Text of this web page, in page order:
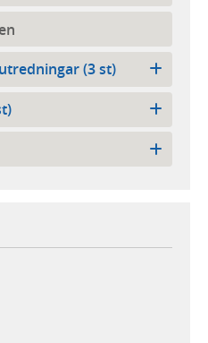
(3 st)
flik, extern webbplats,
webbplats,
flik, extern webbplats,